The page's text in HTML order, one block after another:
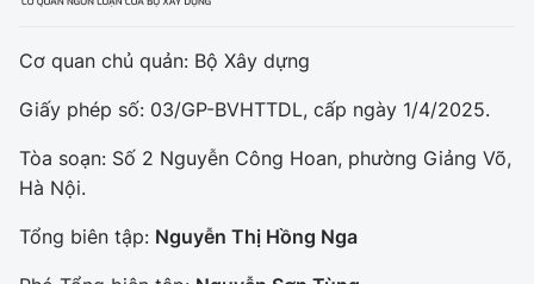
Cơ quan chủ quản: Bộ Xây dựng
Giấy phép số: 03/GP-BVHTTDL, cấp ngày 1/4/2025.
Tòa soạn: Số 2 Nguyễn Công Hoan, phường Giảng Võ,
Hà Nội.
Tổng biên tập: Nguyễn Thị Hồng Nga